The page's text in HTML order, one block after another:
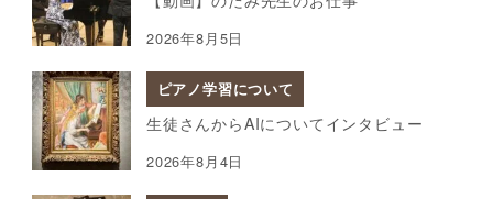
2026年8月5日
ピアノ学習について
生徒さんからAIについてインタビュー
2026年8月4日